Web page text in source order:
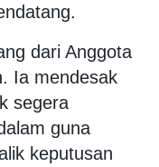
dari Anggota
Ia mendesak
segera
guna
keputusan